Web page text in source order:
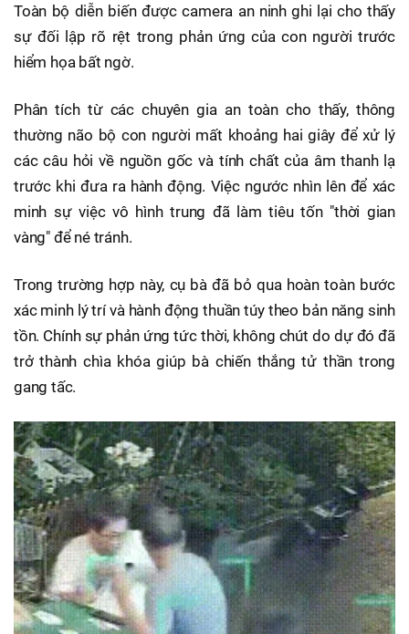
Toàn bộ diễn biến được camera an ninh ghi lại cho thấy
sự đối lập rõ rệt trong phản ứng của con người trước
hiểm họa bất ngờ.
Phân tích từ các chuyên gia an toàn cho thấy, thông
thường não bộ con người mất khoảng hai giây để xử lý
các câu hỏi về nguồn gốc và tính chất của âm thanh lạ
trước khi đưa ra hành động. Việc ngước nhìn lên để xác
minh sự việc vô hình trung đã làm tiêu tốn "thời gian
vàng" để né tránh.
Trong trường hợp này, cụ bà đã bỏ qua hoàn toàn bước
xác minh lý trí và hành động thuần túy theo bản năng sinh
tồn. Chính sự phản ứng tức thời, không chút do dự đó đã
trở thành chìa khóa giúp bà chiến thắng tử thần trong
gang tấc.